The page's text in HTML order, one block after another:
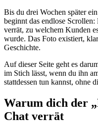
Bis du drei Wochen später
beginnt das endlose
verrät, zu welchem Kunden
wurde. Das Foto existiert,
Geschichte.
Auf dieser Seite geht es
im Stich lässt, wenn du ihn
stattdessen tun kannst, ohne
Warum dich der
Chat verrät